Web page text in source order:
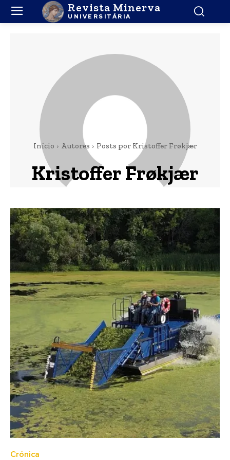
Revista Minerva
UNIVERSITÁRIA
Início Autores Posts por Kristoffer Frøkjær
Kristoffer Frøkjær
Crónica